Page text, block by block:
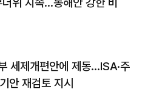
세제개편안에 제동…ISA·주
안 재검토 지시